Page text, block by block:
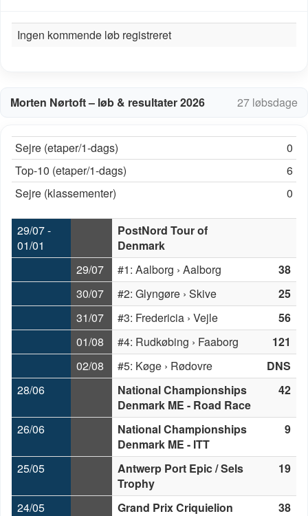
Ingen kommende løb registreret
Morten Nørtoft – løb & resultater 2026 27 løbsdage
Sejre (etaper/1-dags)
0
Top-10 (etaper/1-dags)
6
Sejre (klassementer)
0
29/07 -
01/01
PostNord Tour of
Denmark
29/07
#1: Aalborg › Aalborg
38
30/07
#2: Glyngøre › Skive
25
31/07
#3: Fredericia › Vejle
56
01/08
#4: Rudkøbing › Faaborg
121
02/08
#5: Køge › Rødovre
DNS
28/06
National Championships
Denmark ME - Road Race
42
26/06
National Championships
Denmark ME - ITT
9
25/05
Antwerp Port Epic / Sels
Trophy
19
24/05 Grand Prix Criquielion
38